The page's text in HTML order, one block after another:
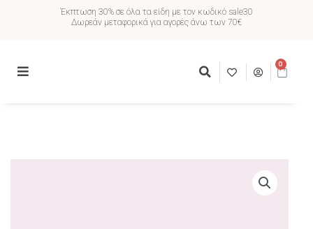
Έκπτωση 30% σε όλα τα είδη με τον κωδικό sale30
Δωρεάν μεταφορικά για αγορές άνω των 70€
0